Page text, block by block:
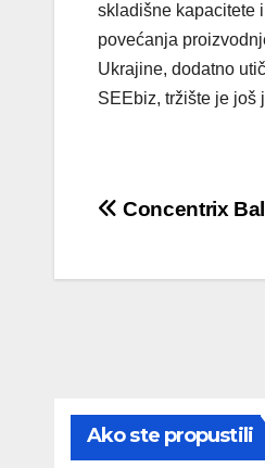
skladišne kapacitete
povećanja
Ukrajine, dodatno
SEEbiz, tržište je još
Post
Concentrix
Ako ste propustili